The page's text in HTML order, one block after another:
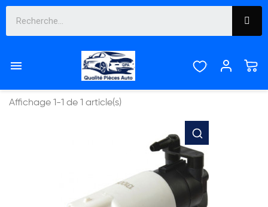

607

Affichage 1-1 de 1 article(s)